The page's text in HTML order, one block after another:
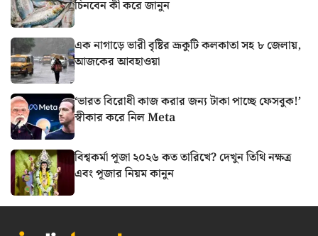
চিনবেন কী করে জানুন
এক নাগাড়ে ভারী বৃষ্টির ভ্রূকুটি কলকাতা সহ ৮ জেলায়,
আজকের আবহাওয়া
‘ভারত বিরোধী কাজ করার জন্য টাকা পাচ্ছে ফেসবুক!’
স্বীকার করে নিল Meta
বিশ্বকর্মা পূজা ২০২৬ কত তারিখে? দেখুন তিথি নক্ষত্র
এবং পূজার নিয়ম কানুন